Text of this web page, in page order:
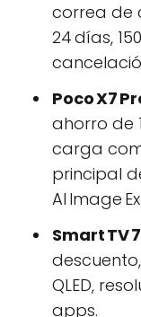
correa de
24 días,
Poco X7
ahorro de
carga
principal
AI Image
Smart TV
QLED,
apps.